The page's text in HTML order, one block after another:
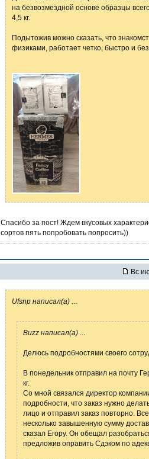
на безвозмездной основе образцы
4,5 кг.
Подытожив можно сказать, что
физиками, работает четко, быстро и
Спасибо за пост! Ждем вкусовых
сортов пять попробовать попросить))
Вс
Ufsnp написал(а)
Buzz написал(а)
Делюсь подробностями своего
В понедельник отправил на почту
кг.
Со мной связался директор
подробности, что заказ нужно
лицо и отправил заказ повторно.
несколько завышенную сумму
сказал Егору. Он обещал
предложив оправить Сдэком по